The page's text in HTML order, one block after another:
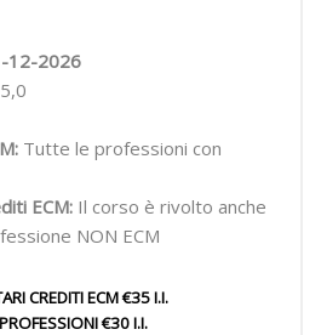
12-2026
5,0
Tutte le professioni con
ECM: Il corso è rivolto anche
NON ECM
CREDITI ECM €35 I.I.
€30 I.I.